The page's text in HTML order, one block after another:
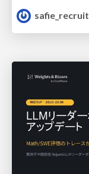
safie_recruit